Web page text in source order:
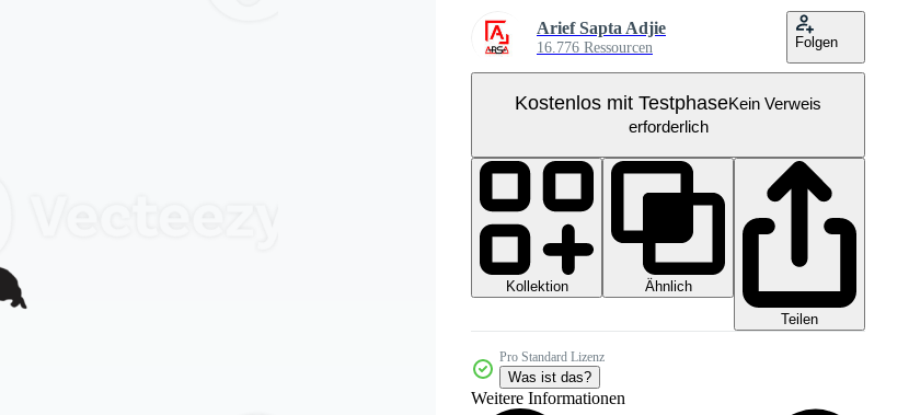
Arief Sapta Adjie
16.776 Ressourcen Folgen
Kostenlos mit TestphaseKein Verweis
erforderlich
Kollektion
Ähnlich
Teilen
Pro Standard Lizenz
Was ist das?
Weitere Informationen